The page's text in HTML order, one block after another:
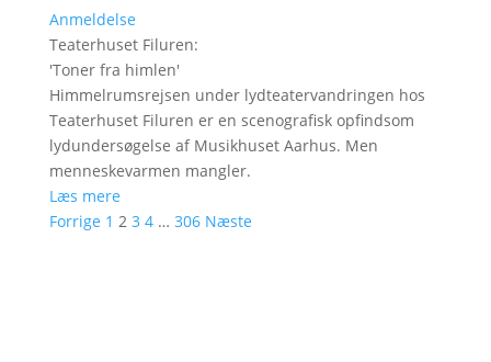
Anmeldelse
Teaterhuset Filuren:
'Toner fra himlen'
Himmelrumsrejsen under lydteatervandringen hos
Teaterhuset Filuren er en scenografisk opfindsom
lydundersøgelse af Musikhuset Aarhus. Men
menneskevarmen mangler.
Læs mere
Forrige 1 2 3 4 … 306 Næste